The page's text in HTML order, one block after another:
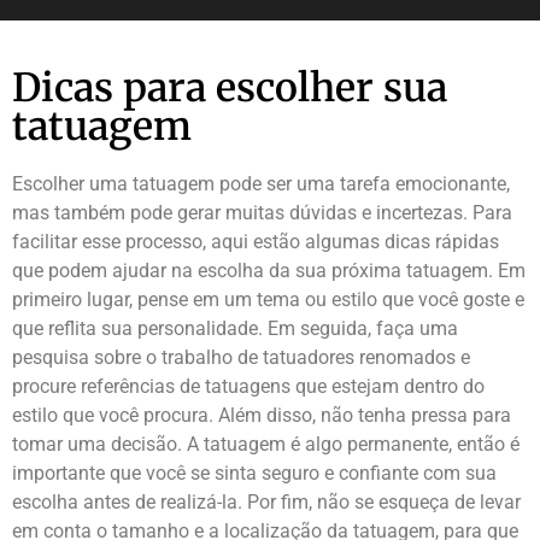
Dicas para escolher sua
tatuagem
Escolher uma tatuagem pode ser uma tarefa emocionante,
mas também pode gerar muitas dúvidas e incertezas. Para
facilitar esse processo, aqui estão algumas dicas rápidas
que podem ajudar na escolha da sua próxima tatuagem. Em
primeiro lugar, pense em um tema ou estilo que você goste e
que reflita sua personalidade. Em seguida, faça uma
pesquisa sobre o trabalho de tatuadores renomados e
procure referências de tatuagens que estejam dentro do
estilo que você procura. Além disso, não tenha pressa para
tomar uma decisão. A tatuagem é algo permanente, então é
importante que você se sinta seguro e confiante com sua
escolha antes de realizá-la. Por fim, não se esqueça de levar
em conta o tamanho e a localização da tatuagem, para que